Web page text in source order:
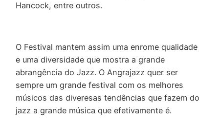
Hancock, entre outros.
O Festival mantem assim uma enrome qualidade
e uma diversidade que mostra a grande
abrangência do Jazz. O Angrajazz quer ser
sempre um grande festival com os melhores
músicos das diveresas tendências que fazem do
jazz a grande música que efetivamente é.